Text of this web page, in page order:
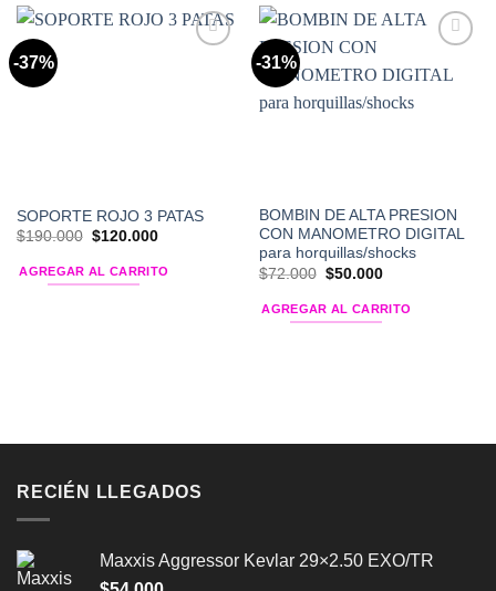
-37%
SOPORTE ROJO 3 PATAS
$190.000 El
original
era:
$120.000El
actual
es:
AGREGAR AL CARRITO
-31%
Wishlist
BOMBIN DE ALTA PRESION
CON MANOMETRO DIGITAL
para horquillas/shocks
$72.000 El
original
era:
$50.000El
actual
es:
AGREGAR AL CARRITO
RECIÉN LLEGADOS
Maxxis Aggressor Kevlar 29×2.50 EXO/TR